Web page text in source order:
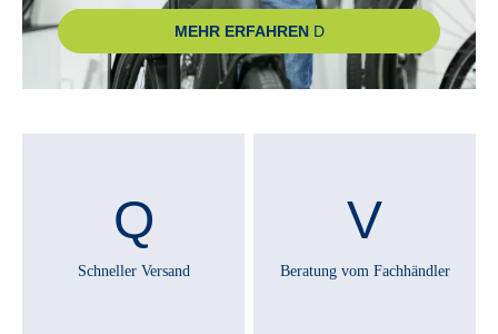
RAHMEN :
Aluminium
RÜCKLICHT :
AXA Juno Signal LED
MEHR ERFAHREN
Schneller Versand Beratung vom Fachhändler